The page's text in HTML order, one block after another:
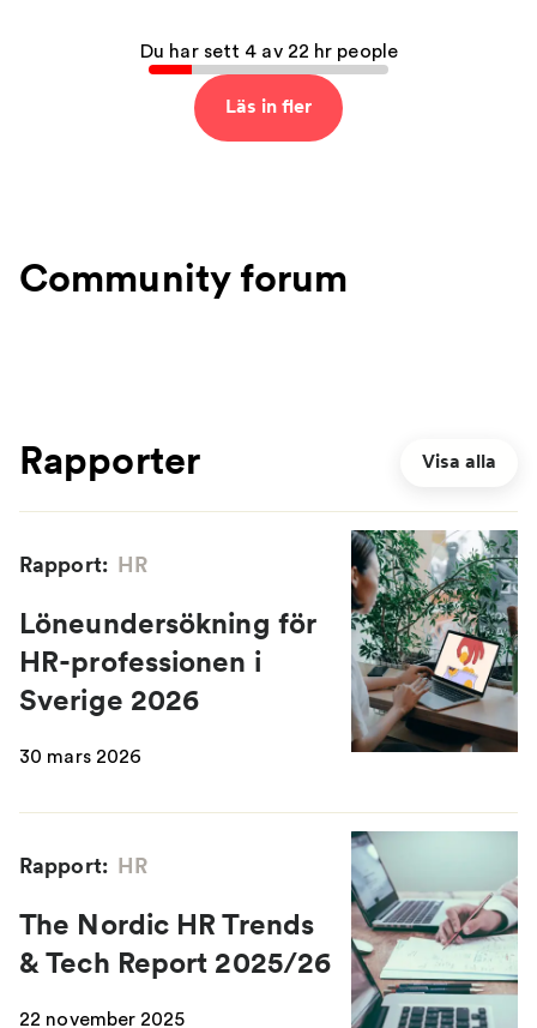
Du har sett 4 av 22 hr people
Läs in fler
Community forum
Rapporter Visa alla
Rapport: HR
Löneundersökning för
HR-professionen i
Sverige 2026
30 mars 2026
Rapport: HR
The Nordic HR Trends
& Tech Report 2025/26
22 november 2025